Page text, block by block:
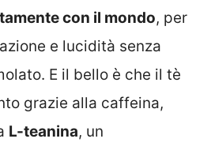
con il mondo, per
e lucidità senza
E il bello è che il tè
grazie alla caffeina,
L-teanina, un